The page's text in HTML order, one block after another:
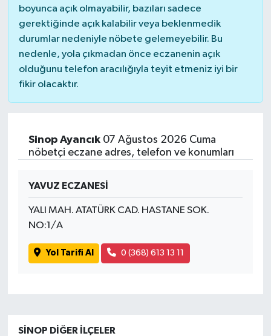
boyunca açık olmayabilir, bazıları sadece
gerektiğinde açık kalabilir veya beklenmedik
durumlar nedeniyle nöbete gelemeyebilir. Bu
nedenle, yola çıkmadan önce eczanenin açık
olduğunu telefon aracılığıyla teyit etmeniz iyi bir
fikir olacaktır.
Sinop Ayancık07 Ağustos 2026 Cuma
nöbetçi eczane adres, telefon ve konumları
YAVUZ ECZANESİ
YALI MAH. ATATÜRK CAD. HASTANE SOK.
NO:1/A
Yol Tarifi Al 0 (368) 613 13 11
SINOP DIĞER İLÇELER